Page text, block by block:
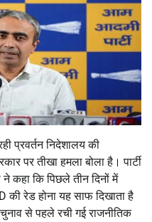
प्रवर्तन निदेशालय की
पर तीखा हमला बोला है। पार्टी
ने कहा कि पिछले तीन दिनों में
की रेड होना यह साफ दिखाता है
से पहले रची गई राजनीतिक